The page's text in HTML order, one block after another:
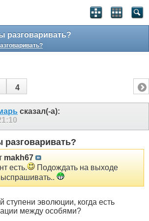
разговаривать?
4
сказал(-а):
разговаривать?
makh67
есть.
Подождать на выходе
ступени эволюции, когда есть
между особями?